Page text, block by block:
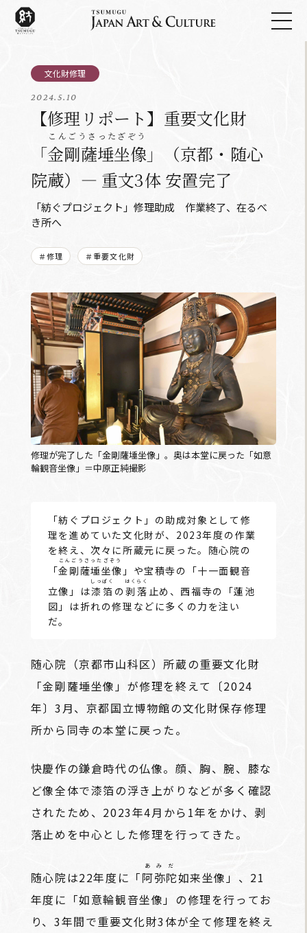
2024.5.10
【修理リポート】重要文化財
「金剛薩埵坐像
こんごうさったざぞう
」（京都・随心
院蔵）― 重文3体 安置完了
「紡ぐプロジェクト」修理助成 作業終了、在るべ
き所へ
＃修理 ＃重要文化財
修理が完了した「金剛薩埵坐像」。奥は本堂に戻った「如意
輪観音坐像」＝中原正純撮影
「紡ぐプロジェクト」の助成対象として修
理を進めていた文化財が、2023年度の作業
を終え、次々に所蔵元に戻った。随心院の
「金剛薩埵坐像
こんごうさったざぞう
」や宝積寺の「十一面観音
立像」は漆箔
しっぱく
の剥落
はくらく
止め、西福寺の「蓮池
図」は折れの修理などに多くの力を注い
だ。
随心院（京都市山科区）所蔵の重要文化財
「金剛薩埵坐像」が修理を終えて〔2024
年〕3月、京都国立博物館の文化財保存修理
所から同寺の本堂に戻った。
快慶作の鎌倉時代の仏像。顔、胸、腕、膝な
ど像全体で漆箔の浮き上がりなどが多く確認
されたため、2023年4月から1年をかけ、剥
落止めを中心とした修理を行ってきた。
随心院は22年度に「阿弥陀
あみだ
如来坐像」、21
年度に「如意輪観音坐像」の修理を行ってお
り、3年間で重要文化財3体が全て修理を終え